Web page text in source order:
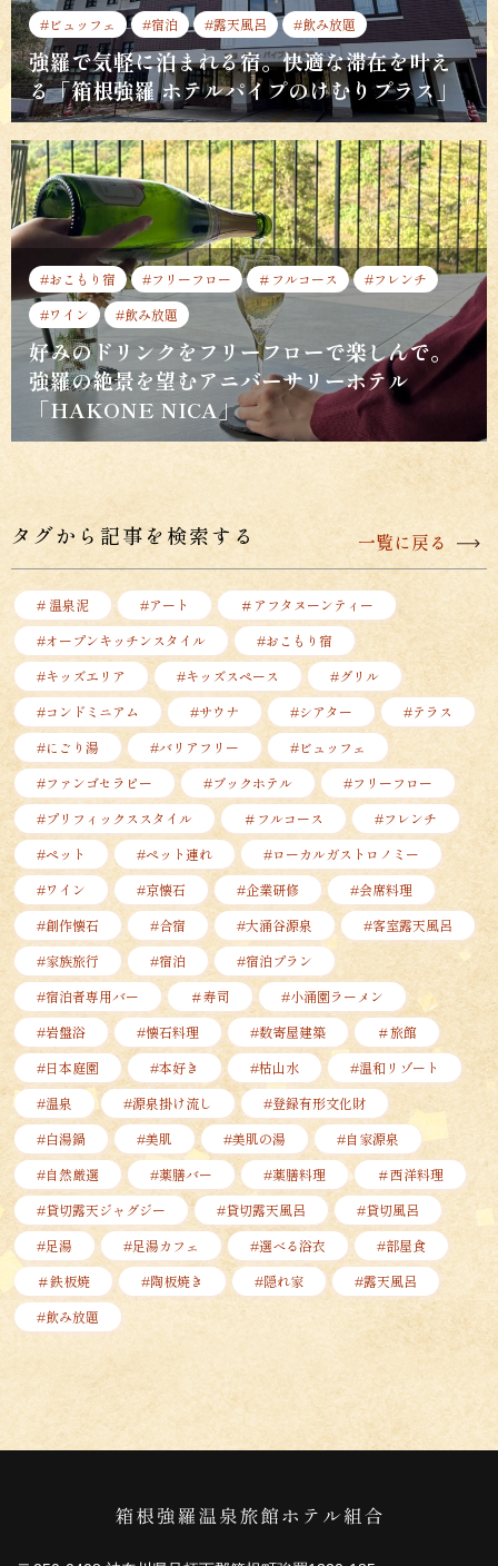
#ビュッフェ #宿泊 #露天風呂 #飲み放題
強羅で気軽に泊まれる宿。快適な滞在を叶え
る「箱根強羅 ホテルパイプのけむりプラス」
#おこもり宿 #フリーフロー ＃フルコース
#フレンチ
#ワイン
#飲み放題
好みのドリンクをフリーフローで楽しんで。
強羅の絶景を望むアニバーサリーホテル
「HAKONE NICA」
タグから記事を検索する 一覧に戻る
# 温泉泥 #アート
＃アフタヌーンティー
#オープンキッチンスタイル
#おこもり宿
#キッズエリア
#キッズスペース
#グリル
#コンドミニアム
#サウナ #シアター
#テラス
#にごり湯
#バリアフリー
#ビュッフェ
#ファンゴセラピー
#ブックホテル
#フリーフロー
#プリフィックススタイル
＃フルコース
#フレンチ
#ペット
#ペット連れ
#ローカルガストロノミー
#ワイン
#京懐石 #企業研修
#会席料理
#創作懐石
#合宿 #大涌谷源泉
#客室露天風呂
#家族旅行
#宿泊
#宿泊プラン
#宿泊者専用バー
＃寿司
#小涌園ラーメン
#岩盤浴
#懐石料理 #数寄屋建築
＃旅館
#日本庭園
#本好き #枯山水
#温和リゾート
#温泉
#源泉掛け流し
#登録有形文化財
#白湯鍋
#美肌 #美肌の湯
#自家源泉
#自然厳選
#薬膳バー #薬膳料理
＃西洋料理
#貸切露天ジャグジー
#貸切露天風呂
#貸切風呂
#足湯
#足湯カフェ #選べる浴衣
#部屋食
＃鉄板焼
#陶板焼き #隠れ家
#露天風呂
#飲み放題